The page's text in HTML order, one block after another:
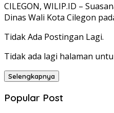
CILEGON, WILIP.ID –
Dinas Wali Kota Cilegon
Tidak Ada Postingan Lagi.
Tidak ada lagi halaman
Selengkapnya
Popular Post